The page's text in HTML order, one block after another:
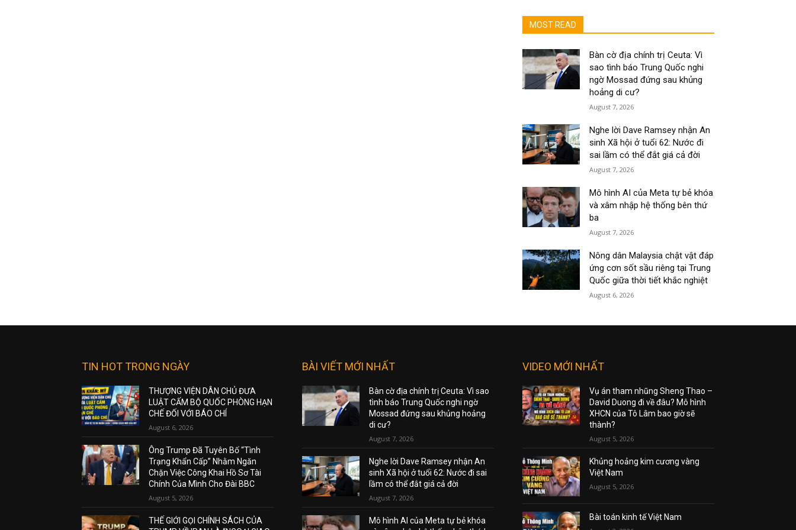
MOST READ
Bàn cờ địa chính trị Ceuta: Vì
sao tình báo Trung Quốc nghi
ngờ Mossad đứng sau khủng
hoảng di cư?
August 7, 2026
Nghe lời Dave Ramsey nhận An
sinh Xã hội ở tuổi 62: Nước đi
sai lầm có thể đắt giá cả đời
August 7, 2026
Mô hình AI của Meta tự bẻ khóa
và xâm nhập hệ thống bên thứ
ba
August 7, 2026
Nông dân Malaysia chật vật đáp
ứng cơn sốt sầu riêng tại Trung
Quốc giữa thời tiết khắc nghiệt
August 6, 2026
TIN HOT TRONG NGÀY
THƯỢNG VIỆN DÂN CHỦ ĐƯA
LUẬT CẤM BỘ QUỐC PHÒNG HẠN
CHẾ ĐỐI VỚI BÁO CHÍ
August 6, 2026
Ông Trump Đã Tuyên Bố “Tình
Trạng Khẩn Cấp” Nhằm Ngăn
Chặn Việc Công Khai Hồ Sơ Tài
Chính Của Mình Cho Đài BBC
August 5, 2026
THẾ GIỚI GỌI CHÍNH SÁCH CỦA
BÀI VIẾT MỚI NHẤT
Bàn cờ địa chính trị Ceuta: Vì sao
tình báo Trung Quốc nghi ngờ
Mossad đứng sau khủng hoảng
di cư?
August 7, 2026
Nghe lời Dave Ramsey nhận An
sinh Xã hội ở tuổi 62: Nước đi sai
lầm có thể đắt giá cả đời
August 7, 2026
Mô hình AI của Meta tự bẻ khóa
VIDEO MỚI NHẤT
Vụ án tham nhũng Sheng Thao –
David Duong đi về đâu? Mô hình
XHCN của Tô Lâm bao giờ sẽ
thành?
August 5, 2026
Khủng hoảng kim cương vàng
Việt Nam
August 5, 2026
Bài toán kinh tế Việt Nam